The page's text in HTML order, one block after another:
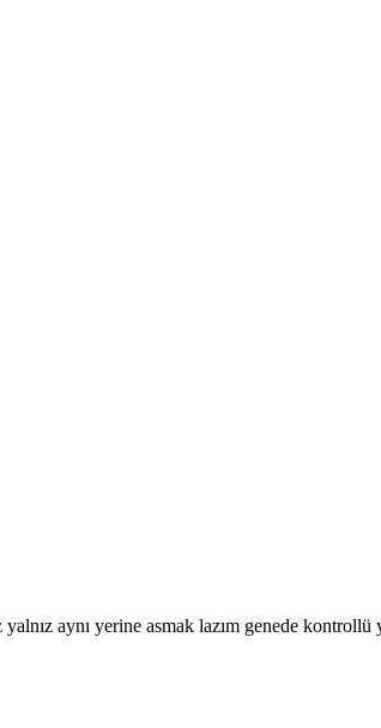
aynı yerine asmak lazım genede